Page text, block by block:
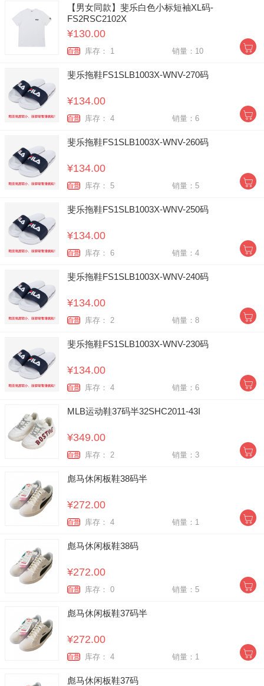
【男女同款】斐乐白色小标短袖XL码-
FS2RSC2102X
¥130.00
自营 库存： 1 销量：10
斐乐拖鞋FS1SLB1003X-WNV-270码
¥134.00
自营 库存： 4 销量：6
斐乐拖鞋FS1SLB1003X-WNV-260码
¥134.00
自营 库存： 5 销量：5
斐乐拖鞋FS1SLB1003X-WNV-250码
¥134.00
自营 库存： 6 销量：4
斐乐拖鞋FS1SLB1003X-WNV-240码
¥134.00
自营 库存： 2 销量：8
斐乐拖鞋FS1SLB1003X-WNV-230码
¥134.00
自营 库存： 4 销量：6
MLB运动鞋37码半32SHC2011-43I
¥349.00
自营 库存： 2 销量：3
彪马休闲板鞋38码半
¥272.00
自营 库存： 4 销量：1
彪马休闲板鞋38码
¥272.00
自营 库存： 0 销量：5
彪马休闲板鞋37码半
¥272.00
自营 库存： 4 销量：1
彪马休闲板鞋37码